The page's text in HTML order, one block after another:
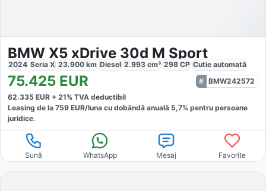
BMW X5 xDrive 30d M Sport
2024 Seria X 23.900 km Diesel 2.993 cm³ 298 CP Cutie automată
75.425 EUR
BMW242572
62.335 EUR + 21% TVA deductibil
Leasing de la 759 EUR/luna cu dobăndă anuală 5,7% pentru persoane
juridice.
Sună WhatsApp Mesaj Favorite